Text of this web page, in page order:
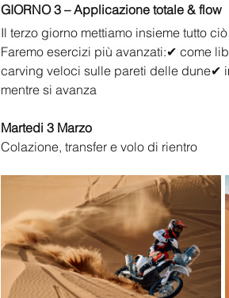
GIORNO 3 – Applicazione totale & flow
Il terzo giorno mettiamo insieme tutto
Faremo esercizi più avanzati:✔ come
carving veloci sulle pareti delle dune✔
mentre si avanza
Martedi 3 Marzo
Colazione, transfer e volo di rientro